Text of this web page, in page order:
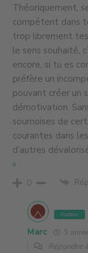
Théoriquement,
compétent dans
trop librement
le sens souhaité,
encore, si tu es
préfère un
pouvant créer un
démotivation.
sournoises de
courantes dans
d’autres
»
0
Auteur
Marc 5
Répondre à